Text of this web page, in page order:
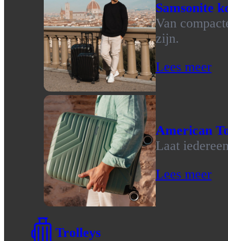
Samsonite
Van
zijn.
Lees meer
American
Laat
Lees meer
Trolleys